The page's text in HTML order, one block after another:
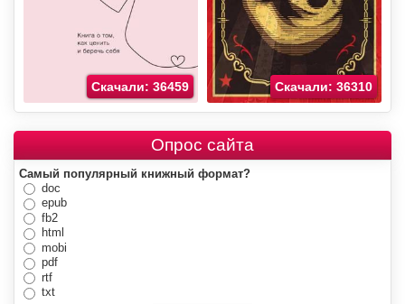
Скачали: 36459 Скачали: 36310
Опрос сайта
Самый популярный книжный формат?
doc
epub
fb2
html
mobi
pdf
rtf
txt